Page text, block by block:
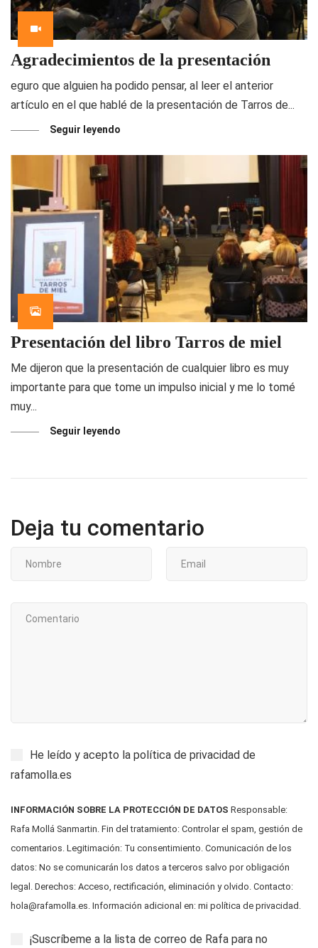
Agradecimientos de la presentación
eguro que alguien ha podido pensar, al leer el anterior
artículo en el que hablé de la presentación de Tarros de...
Seguir leyendo
Presentación del libro Tarros de miel
Me dijeron que la presentación de cualquier libro es muy
importante para que tome un impulso inicial y me lo tomé
muy...
Seguir leyendo
Deja tu comentario
He leído y acepto la política de privacidad de
rafamolla.es
INFORMACIÓN SOBRE LA PROTECCIÓN DE DATOS Responsable:
Rafa Mollá Sanmartin. Fin del tratamiento: Controlar el spam, gestión de
comentarios. Legitimación: Tu consentimiento. Comunicación de los
datos: No se comunicarán los datos a terceros salvo por obligación
legal. Derechos: Acceso, rectificación, eliminación y olvido. Contacto:
hola@rafamolla.es . Información adicional en: mi política de privacidad
¡Suscríbeme a la lista de correo de Rafa para no